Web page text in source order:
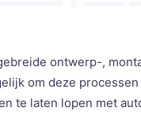
ontwerp-,
om deze
te laten lopen met